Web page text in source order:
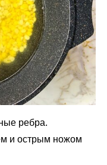
ребра.
и острым ножом